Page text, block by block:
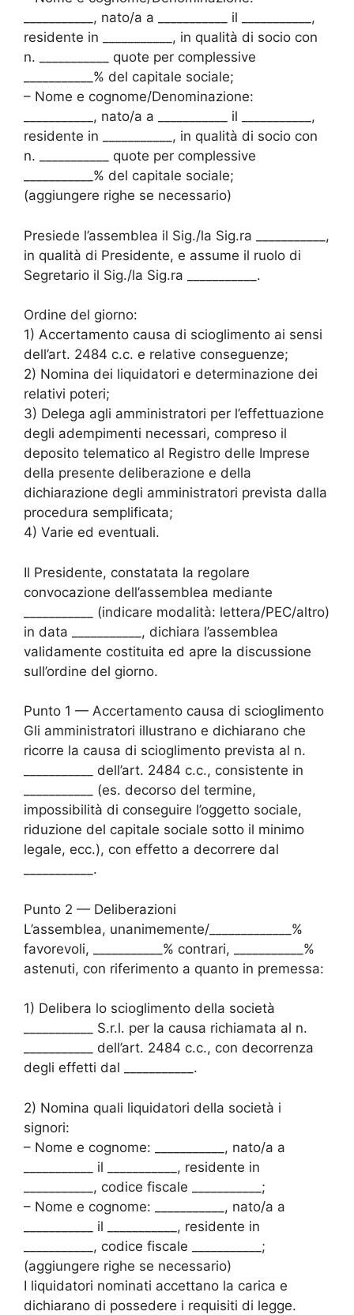
___________, nato/a a ___________ il ___________,
residente in ___________, in qualità di socio con
n. ___________ quote per complessive
___________% del capitale sociale;
– Nome e cognome/Denominazione:
___________, nato/a a ___________ il ___________,
residente in ___________, in qualità di socio con
n. ___________ quote per complessive
___________% del capitale sociale;
(aggiungere righe se necessario)
Presiede l’assemblea il Sig./la Sig.ra ___________,
in qualità di Presidente, e assume il ruolo di
Segretario il Sig./la Sig.ra ___________.
Ordine del giorno:
1) Accertamento causa di scioglimento ai sensi
dell’art. 2484 c.c. e relative conseguenze;
2) Nomina dei liquidatori e determinazione dei
relativi poteri;
3) Delega agli amministratori per l’effettuazione
degli adempimenti necessari, compreso il
deposito telematico al Registro delle Imprese
della presente deliberazione e della
dichiarazione degli amministratori prevista dalla
procedura semplificata;
4) Varie ed eventuali.
Il Presidente, constatata la regolare
convocazione dell’assemblea mediante
___________ (indicare modalità: lettera/PEC/altro)
in data ___________, dichiara l’assemblea
validamente costituita ed apre la discussione
sull’ordine del giorno.
Punto 1 — Accertamento causa di scioglimento
Gli amministratori illustrano e dichiarano che
ricorre la causa di scioglimento prevista al n.
___________ dell’art. 2484 c.c., consistente in
___________ (es. decorso del termine,
impossibilità di conseguire l’oggetto sociale,
riduzione del capitale sociale sotto il minimo
legale, ecc.), con effetto a decorrere dal
___________.
Punto 2 — Deliberazioni
L’assemblea, unanimemente/_____________%
favorevoli, ___________% contrari, ___________%
astenuti, con riferimento a quanto in premessa:
1) Delibera lo scioglimento della società
___________ S.r.l. per la causa richiamata al n.
___________ dell’art. 2484 c.c., con decorrenza
degli effetti dal ___________.
2) Nomina quali liquidatori della società i
signori:
– Nome e cognome: ___________, nato/a a
___________ il ___________, residente in
___________, codice fiscale ___________;
– Nome e cognome: ___________, nato/a a
___________ il ___________, residente in
___________, codice fiscale ___________;
(aggiungere righe se necessario)
I liquidatori nominati accettano la carica e
dichiarano di possedere i requisiti di legge.